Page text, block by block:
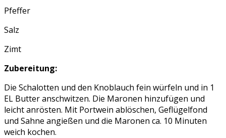
Pfeffer
Salz
Zimt
Zubereitung:
Die Schalotten und den Knoblauch fein würfeln und in 1
EL Butter anschwitzen. Die Maronen hinzufügen und
leicht anrösten. Mit Portwein ablöschen, Geflügelfond
und Sahne angießen und die Maronen ca. 10 Minuten
weich kochen.